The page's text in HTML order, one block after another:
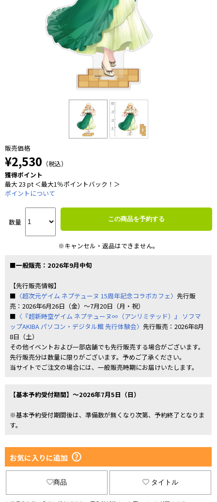
販売価格
¥2,530 （税込）
獲得ポイント
最大 23 pt ＜最大1％ポイントバック！＞
ポイントについて
数量 この商品を予約する
※キャンセル・返品はできません。
■一般販売：2026年9月中旬
【先行販売情報】
■ 〈超次元ゲイム ネプテューヌ 15周年記念コラボカフェ〉 先行販
売：2026年6月26日（金）～7月20日（月・祝）
■ 〈『超新時空ゲイム ネプテューヌ∞（アンリミテッド）』 ソフマ
ップAKIBA パソコン・デジタル館 先行体験会〉 先行販売：2026年8月
8日（土）
その他イベントおよび一部店舗でも先行販売する場合がございます。
先行販売分は数量に限りがございます。予めご了承ください。
当サイトでご注文の場合には、一般販売時期にお届けいたします。
【基本予約受付期間】～2026年7月5日（日）
※基本予約受付期間後は、準備数が無くなり次第、予約終了となりま
す。
お気に入りに追加
商品 タイトル